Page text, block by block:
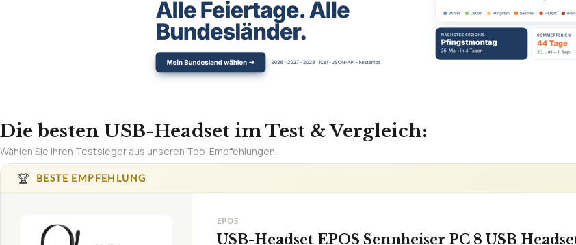
1,5
SEHR GUT
Epos
★★
USB-Headset EPOS Sennheiser PC 8 USB Headset,
Tragekomfort